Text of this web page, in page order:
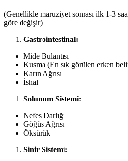
(Genellikle maruziyet sonrası ilk 1-3
göre değişir)
Gastrointestinal:
Mide Bulantısı
Kusma (En sık görülen erken
Karın Ağrısı
İshal
Solunum Sistemi:
Nefes Darlığı
Göğüs Ağrısı
Öksürük
Sinir Sistemi: